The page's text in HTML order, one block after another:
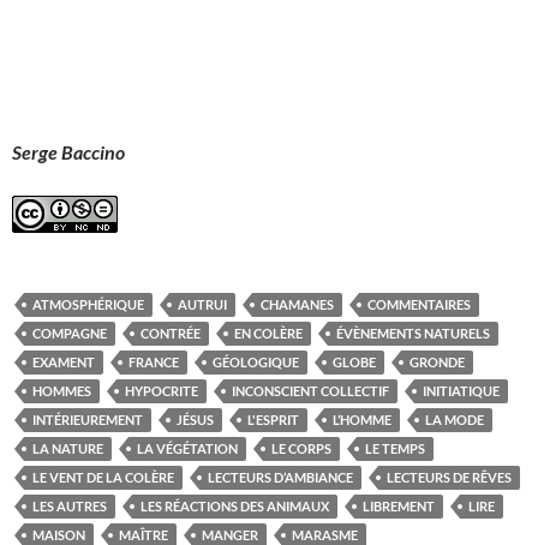
Serge Baccino
ATMOSPHÉRIQUE AUTRUI CHAMANES
COMMENTAIRES
COMPAGNE
CONTRÉE EN COLÈRE
ÉVÈNEMENTS NATURELS
EXAMENT
FRANCE GÉOLOGIQUE GLOBE
GRONDE
HOMMES
HYPOCRITE INCONSCIENT COLLECTIF
INITIATIQUE
INTÉRIEUREMENT
JÉSUS L'ESPRIT L’HOMME
LA MODE
LA NATURE
LA VÉGÉTATION LE CORPS
LE TEMPS
LE VENT DE LA COLÈRE
LECTEURS D’AMBIANCE
LECTEURS DE RÊVES
LES AUTRES
LES RÉACTIONS DES ANIMAUX LIBREMENT
LIRE
MAISON
MAÎTRE MANGER
MARASME